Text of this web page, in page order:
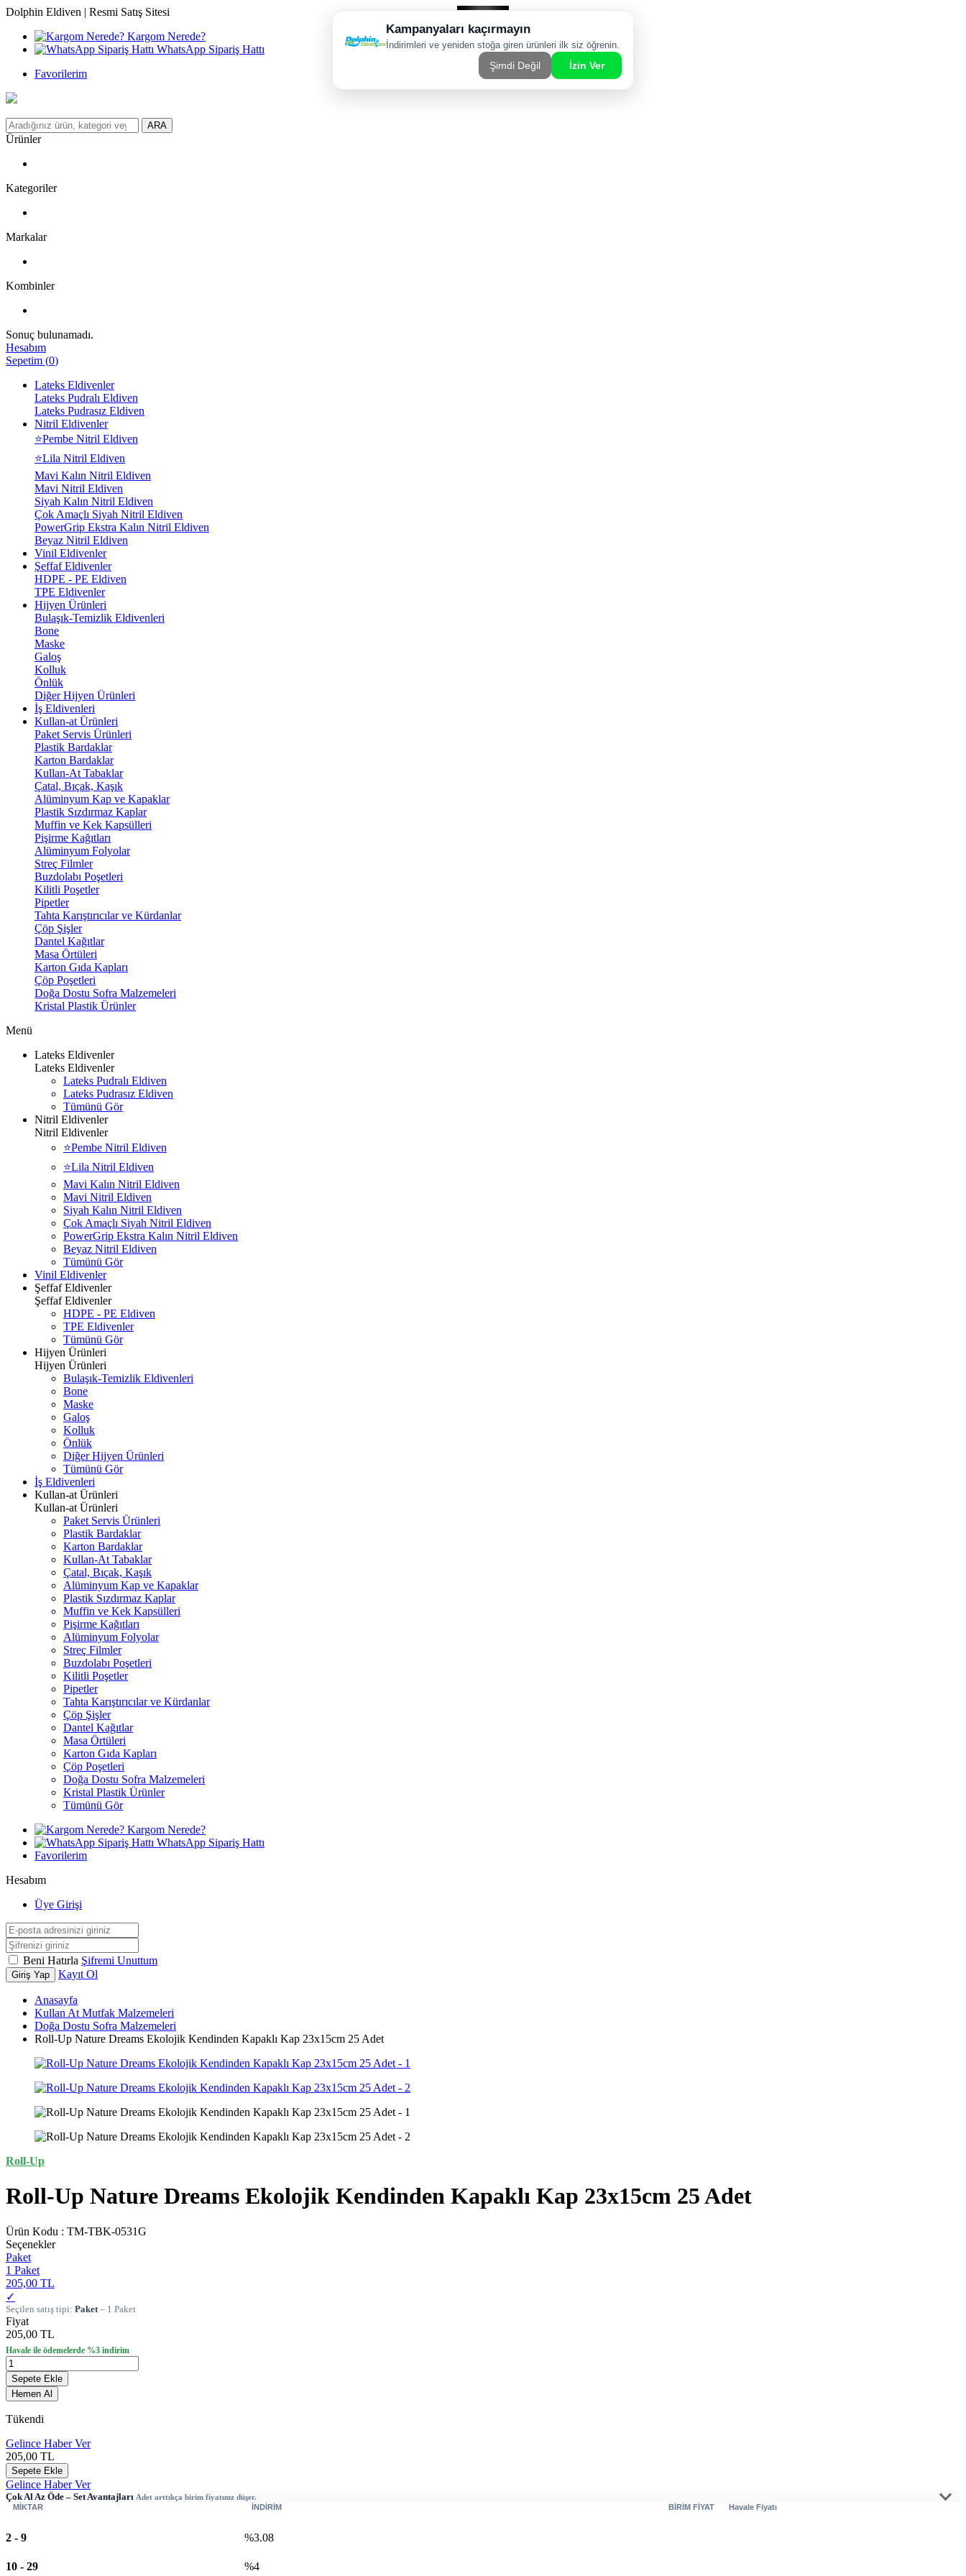
Dolphin Eldiven | Resmi Satış Sitesi
Kargom Nerede?
WhatsApp Sipariş Hattı
Favorilerim
ARA
Ürünler
Kategoriler
Markalar
Kombinler
Sonuç bulunamadı.
Hesabım
Sepetim (0)
Lateks Eldivenler
Lateks Pudralı Eldiven
Lateks Pudrasız Eldiven
Nitril Eldivenler
⭐Pembe Nitril Eldiven
⭐Lila Nitril Eldiven
Mavi Kalın Nitril Eldiven
Mavi Nitril Eldiven
Siyah Kalın Nitril Eldiven
Çok Amaçlı Siyah Nitril Eldiven
PowerGrip Ekstra Kalın Nitril Eldiven
Beyaz Nitril Eldiven
Vinil Eldivenler
Şeffaf Eldivenler
HDPE - PE Eldiven
TPE Eldivenler
Hijyen Ürünleri
Bulaşık-Temizlik Eldivenleri
Bone
Maske
Galoş
Kolluk
Önlük
Diğer Hijyen Ürünleri
İş Eldivenleri
Kullan-at Ürünleri
Paket Servis Ürünleri
Plastik Bardaklar
Karton Bardaklar
Kullan-At Tabaklar
Çatal, Bıçak, Kaşık
Alüminyum Kap ve Kapaklar
Plastik Sızdırmaz Kaplar
Muffin ve Kek Kapsülleri
Pişirme Kağıtları
Alüminyum Folyolar
Streç Filmler
Buzdolabı Poşetleri
Kilitli Poşetler
Pipetler
Tahta Karıştırıcılar ve Kürdanlar
Çöp Şişler
Dantel Kağıtlar
Masa Örtüleri
Karton Gıda Kapları
Çöp Poşetleri
Doğa Dostu Sofra Malzemeleri
Kristal Plastik Ürünler
Menü
Lateks Eldivenler
Lateks Eldivenler
Lateks Pudralı Eldiven
Lateks Pudrasız Eldiven
Tümünü Gör
Nitril Eldivenler
Nitril Eldivenler
⭐Pembe Nitril Eldiven
⭐Lila Nitril Eldiven
Mavi Kalın Nitril Eldiven
Mavi Nitril Eldiven
Siyah Kalın Nitril Eldiven
Çok Amaçlı Siyah Nitril Eldiven
PowerGrip Ekstra Kalın Nitril Eldiven
Beyaz Nitril Eldiven
Tümünü Gör
Vinil Eldivenler
Şeffaf Eldivenler
Şeffaf Eldivenler
HDPE - PE Eldiven
TPE Eldivenler
Tümünü Gör
Hijyen Ürünleri
Hijyen Ürünleri
Bulaşık-Temizlik Eldivenleri
Bone
Maske
Galoş
Kolluk
Önlük
Diğer Hijyen Ürünleri
Tümünü Gör
İş Eldivenleri
Kullan-at Ürünleri
Kullan-at Ürünleri
Paket Servis Ürünleri
Plastik Bardaklar
Karton Bardaklar
Kullan-At Tabaklar
Çatal, Bıçak, Kaşık
Alüminyum Kap ve Kapaklar
Plastik Sızdırmaz Kaplar
Muffin ve Kek Kapsülleri
Pişirme Kağıtları
Alüminyum Folyolar
Streç Filmler
Buzdolabı Poşetleri
Kilitli Poşetler
Pipetler
Tahta Karıştırıcılar ve Kürdanlar
Çöp Şişler
Dantel Kağıtlar
Masa Örtüleri
Karton Gıda Kapları
Çöp Poşetleri
Doğa Dostu Sofra Malzemeleri
Kristal Plastik Ürünler
Tümünü Gör
Kargom Nerede?
WhatsApp Sipariş Hattı
Favorilerim
Hesabım
Üye Girişi
Beni Hatırla Şifremi Unuttum
Giriş Yap Kayıt Ol
Anasayfa
Kullan At Mutfak Malzemeleri
Doğa Dostu Sofra Malzemeleri
Roll-Up Nature Dreams Ekolojik Kendinden Kapaklı Kap 23x15cm 25 Adet
Roll-Up
Roll-Up Nature Dreams Ekolojik Kendinden Kapaklı Kap 23x15cm 25 Adet
Ürün Kodu : TM-TBK-0531G
Seçenekler
Paket
1 Paket
205,00 TL
✓
Seçilen satış tipi: Paket – 1 Paket
Fiyat
205,00 TL
Havale ile ödemelerde %3 indirim
Sepete Ekle
Hemen Al
Tükendi
Gelince Haber Ver
205,00 TL
Sepete Ekle
Gelince Haber Ver
Çok Al Az Öde – Set Avantajları Adet arttıkça birim fiyatınız düşer.
MİKTAR
İNDİRİM BİRİM FİYAT Havale Fiyatı
2 - 9 %3.08
10 - 29 %4